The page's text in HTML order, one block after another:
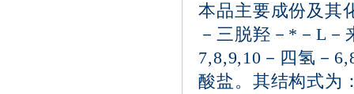
本品主要成份及其
－三脱羟－*－L－
7,8,9,10－四氢－
酸盐。其结构式为